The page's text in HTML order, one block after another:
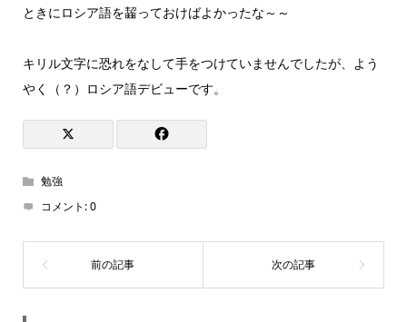
ときにロシア語を齧っておけばよかったな～～
キリル文字に恐れをなして手をつけていませんでしたが、よう
やく（？）ロシア語デビューです。
勉強
コメント:0